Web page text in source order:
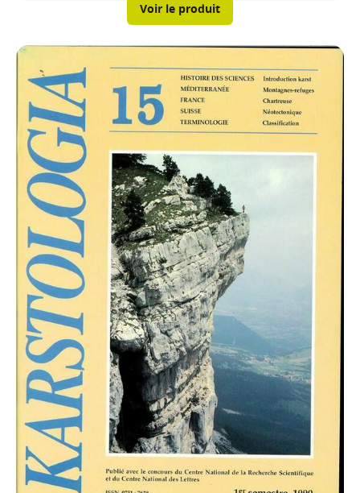
Voir le produit